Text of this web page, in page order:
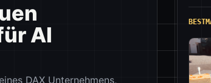
AI
DAX Unternehmens,